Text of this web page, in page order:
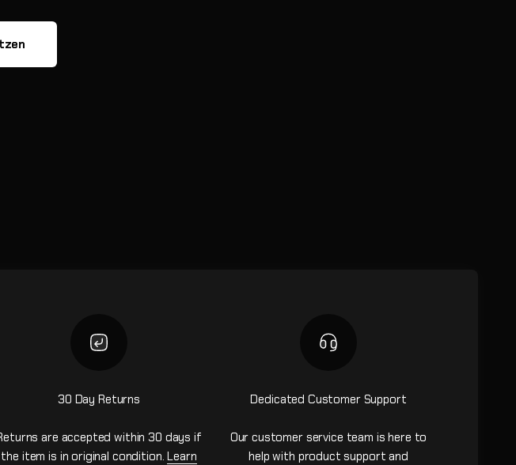
30 Day Returns
are accepted within 30 days if
the item is in original condition.Learn
Dedicated Customer Support
Our customer service team is here to
help with product support and